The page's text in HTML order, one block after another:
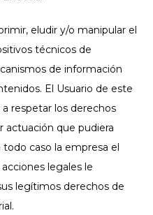
eludir y/o manipular el
técnicos de
de información
El Usuario de este
respetar los derechos
actuación que pudiera
caso la empresa el
legales le
legítimos derechos de